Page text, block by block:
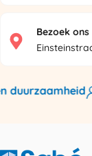
Bezoek